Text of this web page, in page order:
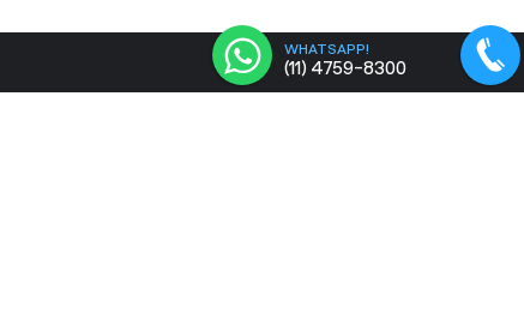
WHATSAPP!
(11) 4759-8300